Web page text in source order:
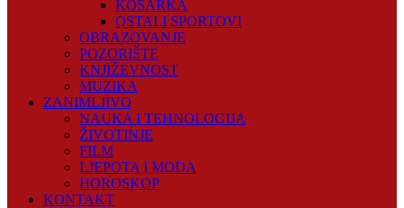
KOŠARKA
OSTALI SPORTOVI
OBRAZOVANJE
POZORIŠTE
KNJIŽEVNOST
MUZIKA
ZANIMLJIVO
NAUKA I TEHNOLOGIJA
ŽIVOTINJE
FILM
LJEPOTA I MODA
HOROSKOP
KONTAKT